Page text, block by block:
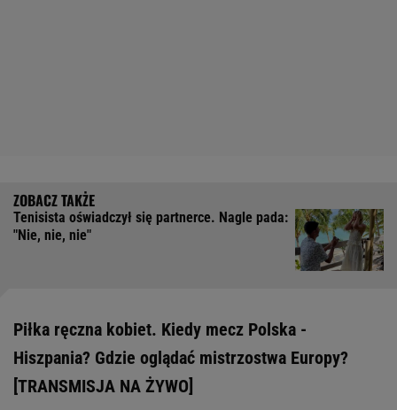
Tenisista oświadczył się partnerce. Nagle pada:
"Nie, nie, nie"
Piłka ręczna kobiet. Kiedy mecz Polska -
Hiszpania? Gdzie oglądać mistrzostwa Europy?
[TRANSMISJA NA ŻYWO]